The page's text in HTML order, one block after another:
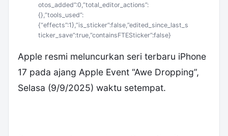
otos_added”:0,”total_editor_actions”:
{},”tools_used”:
{“effects”:1},”is_sticker”:false,”edited_since_last_s
ticker_save”:true,”containsFTESticker”:false}
Apple resmi meluncurkan seri terbaru iPhone
17 pada ajang Apple Event “Awe Dropping”,
Selasa (9/9/2025) waktu setempat.